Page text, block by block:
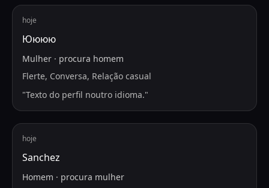
hoje
Юююю
Mulher · procura homem
Flerte, Conversa, Relação casual
"Texto do perfil noutro idioma."
hoje
Sanchez
Homem · procura mulher